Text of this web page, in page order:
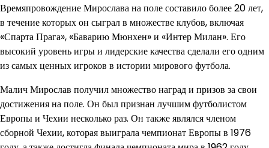
Времяпровождение Мирослава на поле составило более 20 лет,
в течение которых он сыграл в множестве клубов, включая
«Спарта Прага», «Баварию Мюнхен» и «Интер Милан». Его
высокий уровень игры и лидерские качества сделали его одним
из самых ценных игроков в истории мирового футбола.
Малич Мирослав получил множество наград и призов за свои
достижения на поле. Он был признан лучшим футболистом
Европы и Чехии несколько раз. Он также являлся членом
сборной Чехии, которая выиграла чемпионат Европы в 1976